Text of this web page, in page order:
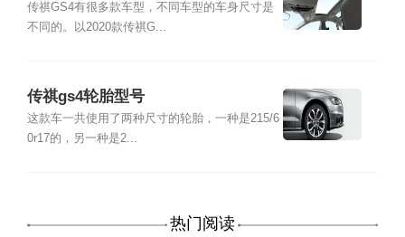
传祺GS4有很多款车型，不同车型的车身尺寸是
不同的。以2020款传祺G...
传祺gs4轮胎型号
这款车一共使用了两种尺寸的轮胎，一种是215/6
0r17的，另一种是2...
热门阅读